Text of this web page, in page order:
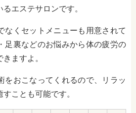
エステサロンです。
なくセットメニューも用意されて
足裏などのお悩みから体の疲労の
ますよ。
をおこなってくれるので、リラッ
ことも可能です。